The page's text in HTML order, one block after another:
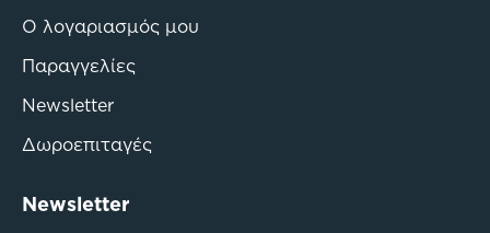
Ο λογαριασμός μου
Παραγγελίες
Newsletter
Δωροεπιταγές
Newsletter